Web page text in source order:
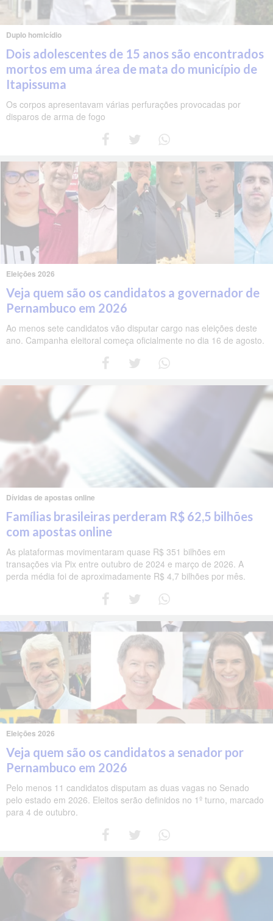
Duplo homicídio
Dois adolescentes de 15 anos são encontrados
mortos em uma área de mata do município de
Itapissuma
Os corpos apresentavam várias perfurações provocadas por
disparos de arma de fogo
Eleições 2026
Veja quem são os candidatos a governador de
Pernambuco em 2026
Ao menos sete candidatos vão disputar cargo nas eleições deste
ano. Campanha eleitoral começa oficialmente no dia 16 de agosto.
Dívidas de apostas online
Famílias brasileiras perderam R$ 62,5 bilhões
com apostas online
As plataformas movimentaram quase R$ 351 bilhões em
transações via Pix entre outubro de 2024 e março de 2026. A
perda média foi de aproximadamente R$ 4,7 bilhões por mês.
Eleições 2026
Veja quem são os candidatos a senador por
Pernambuco em 2026
Pelo menos 11 candidatos disputam as duas vagas no Senado
pelo estado em 2026. Eleitos serão definidos no 1º turno, marcado
para 4 de outubro.